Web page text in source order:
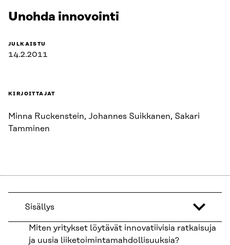
Unohda innovointi
JULKAISTU
14.2.2011
KIRJOITTAJAT
Minna Ruckenstein, Johannes Suikkanen, Sakari
Tamminen
Sisällys
Miten yritykset löytävät innovatiivisia ratkaisuja
ja uusia liiketoimintamahdollisuuksia?